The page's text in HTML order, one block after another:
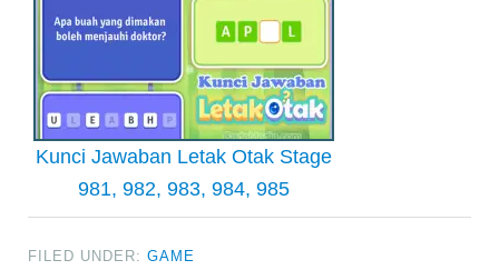
Kunci Jawaban Letak Otak Stage
981, 982, 983, 984, 985
FILED UNDER:GAME